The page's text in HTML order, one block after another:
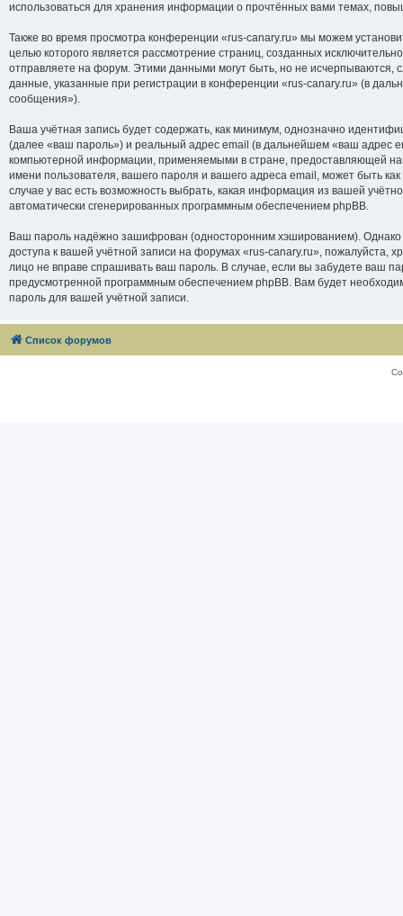
использоваться для хранения информации о прочтённых вами темах,
Также во время просмотра конференции «rus-canary.ru» мы можем
целью которого является рассмотрение страниц, созданных
отправляете на форум. Этими данными могут быть, но не
данные, указанные при регистрации в конференции «rus-canary.ru» (в
сообщения»).
Ваша учётная запись будет содержать, как минимум, однозначно
(далее «ваш пароль») и реальный адрес email (в дальнейшем «ваш адрес
компьютерной информации, применяемыми в стране, предоставляющей
имени пользователя, вашего пароля и вашего адреса email, может быть
случае у вас есть возможность выбрать, какая информация из вашей
автоматически сгенерированных программным обеспечением phpBB.
Ваш пароль надёжно зашифрован (односторонним хэшированием). Однако
доступа к вашей учётной записи на форумах «rus-canary.ru», пожалуйста,
лицо не вправе спрашивать ваш пароль. В случае, если вы забудете ваш
предусмотренной программным обеспечением phpBB. Вам будет
пароль для вашей учётной записи.
Список форумов